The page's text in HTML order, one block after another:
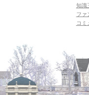
知識
ファ
コミ